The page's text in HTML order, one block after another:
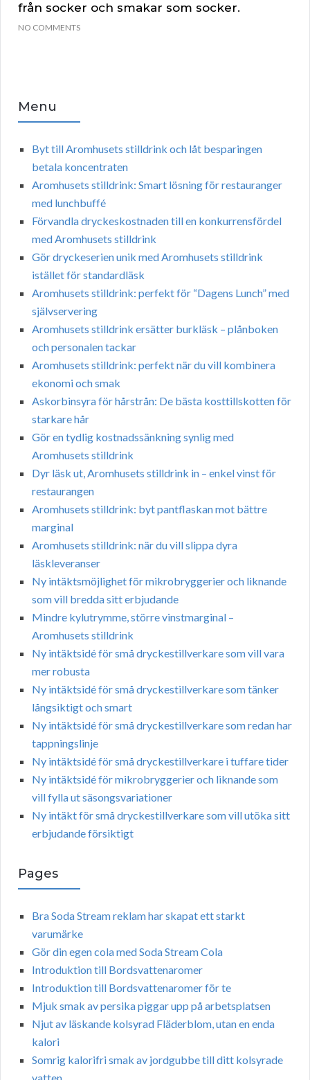
från socker och smakar som socker.
NO COMMENTS
Menu
Byt till Aromhusets stilldrink och låt besparingen
betala koncentraten
Aromhusets stilldrink: Smart lösning för restauranger
med lunchbuffé
Förvandla dryckeskostnaden till en konkurrensfördel
med Aromhusets stilldrink
Gör dryckeserien unik med Aromhusets stilldrink
istället för standardläsk
Aromhusets stilldrink: perfekt för “Dagens Lunch” med
självservering
Aromhusets stilldrink ersätter burkläsk – plånboken
och personalen tackar
Aromhusets stilldrink: perfekt när du vill kombinera
ekonomi och smak
Askorbinsyra för hårstrån: De bästa kosttillskotten för
starkare hår
Gör en tydlig kostnadssänkning synlig med
Aromhusets stilldrink
Dyr läsk ut, Aromhusets stilldrink in – enkel vinst för
restaurangen
Aromhusets stilldrink: byt pantflaskan mot bättre
marginal
Aromhusets stilldrink: när du vill slippa dyra
läskleveranser
Ny intäktsmöjlighet för mikrobryggerier och liknande
som vill bredda sitt erbjudande
Mindre kylutrymme, större vinstmarginal –
Aromhusets stilldrink
Ny intäktsidé för små dryckestillverkare som vill vara
mer robusta
Ny intäktsidé för små dryckestillverkare som tänker
långsiktigt och smart
Ny intäktsidé för små dryckestillverkare som redan har
tappningslinje
Ny intäktsidé för små dryckestillverkare i tuffare tider
Ny intäktsidé för mikrobryggerier och liknande som
vill fylla ut säsongsvariationer
Ny intäkt för små dryckestillverkare som vill utöka sitt
erbjudande försiktigt
Pages
Bra Soda Stream reklam har skapat ett starkt
varumärke
Gör din egen cola med Soda Stream Cola
Introduktion till Bordsvattenaromer
Introduktion till Bordsvattenaromer för te
Mjuk smak av persika piggar upp på arbetsplatsen
Njut av läskande kolsyrad Fläderblom, utan en enda
kalori
Somrig kalorifri smak av jordgubbe till ditt kolsyrade